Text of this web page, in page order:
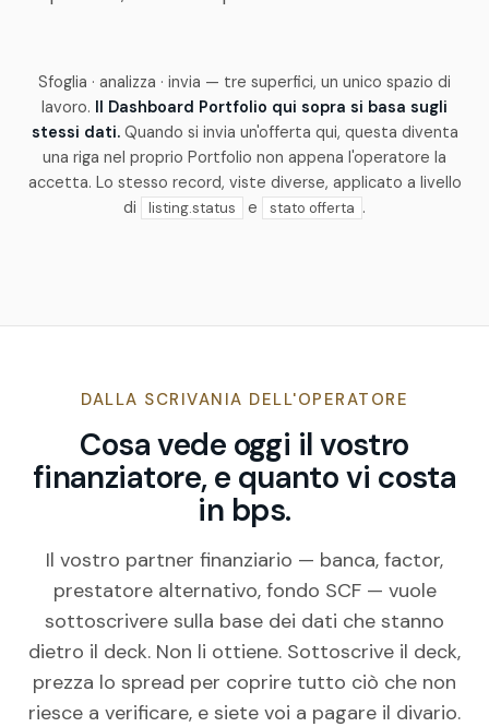
Sfoglia · analizza · invia — tre superfici, un unico spazio di
lavoro. Il Dashboard Portfolio qui sopra si basa sugli
stessi dati.Quando si invia un'offerta qui, questa diventa
una riga nel proprio Portfolio non appena l'operatore la
accetta. Lo stesso record, viste diverse, applicato a livello
di
listing.status e stato offerta .
DALLA SCRIVANIA DELL'OPERATORE
Cosa vede oggi il vostro
finanziatore, e quanto vi costa
in bps.
Il vostro partner finanziario — banca, factor,
prestatore alternativo, fondo SCF — vuole
sottoscrivere sulla base dei dati che stanno
dietro il deck. Non li ottiene. Sottoscrive il deck,
prezza lo spread per coprire tutto ciò che non
riesce a verificare, e siete voi a pagare il divario.